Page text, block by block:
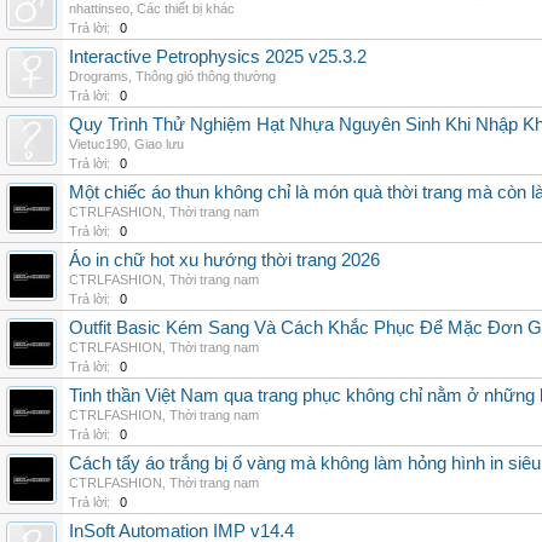
nhattinseo Các thiết bị khác
Trả lời:
0
Interactive Petrophysics 2025 v25.3.2
Drograms Thông gió thông thường
Trả lời:
0
Quy Trình Thử Nghiệm Hạt Nhựa Nguyên Sinh Khi Nhập
Vietuc190 Giao lưu
Trả lời:
0
Một chiếc áo thun không chỉ là món quà thời trang mà
CTRLFASHION Thời trang nam
Trả lời:
0
Áo in chữ hot xu hướng thời trang 2026
CTRLFASHION Thời trang nam
Trả lời:
0
Outfit Basic Kém Sang Và Cách Khắc Phục Để Mặc Đơn
CTRLFASHION Thời trang nam
Trả lời:
0
Tinh thần Việt Nam qua trang phục không chỉ nằm ở
CTRLFASHION Thời trang nam
Trả lời:
0
Cách tẩy áo trắng bị ố vàng mà không làm hỏng hình in
CTRLFASHION Thời trang nam
Trả lời:
0
InSoft Automation IMP v14.4